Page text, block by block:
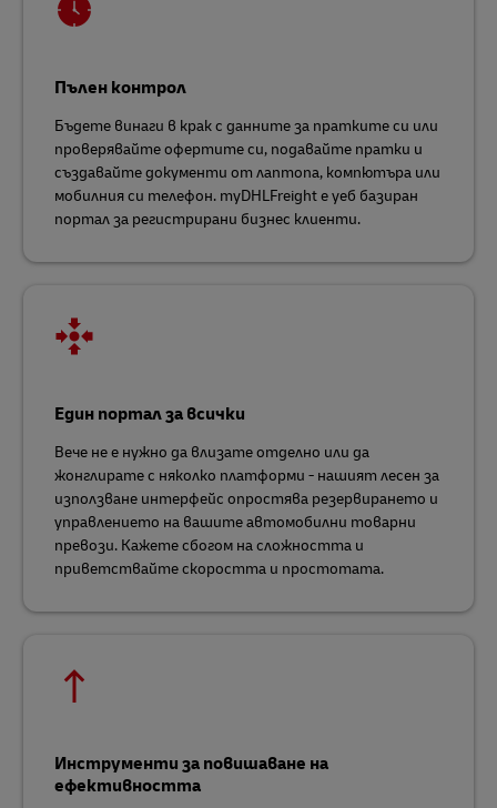
Пълен контрол
Бъдете винаги в крак с данните за пратките си или
проверявайте офертите си, подавайте пратки и
създавайте документи от лаптопа, компютъра или
мобилния си телефон. myDHLFreight е уеб базиран
портал за регистрирани бизнес клиенти.
Един портал за всички
Вече не е нужно да влизате отделно или да
жонглирате с няколко платформи - нашият лесен за
използване интерфейс опростява резервирането и
управлението на вашите автомобилни товарни
превози. Кажете сбогом на сложността и
приветствайте скоростта и простотата.
Инструменти за повишаване на
ефективността